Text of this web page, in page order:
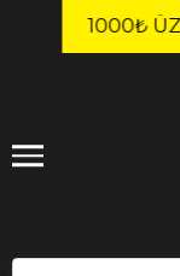
1000₺ ÜZERI